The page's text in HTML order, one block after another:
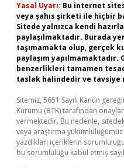
Yasal Uyarı: Bu internet
veya şahıs şirketi ile hiçbir
Sitede yalnızca kendi
paylaşılmaktadır. Burada
taşımamakta olup, gerçek
paylaşım
benzerlikleri tamamen
taslak halindedir ve tavsiye
Sitemiz, 5651 Sayılı Kanun
Kurumu (BTK) tarafından
vermektedir. Bu nedenle,
veya araştırma
yazdıkları içeriklerin
bu sorumluluğu kabul etmiş